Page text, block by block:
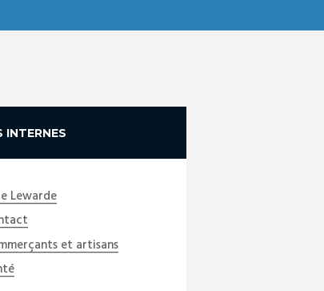
INTERNES
Lewarde
et artisans